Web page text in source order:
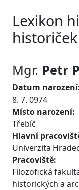
Lexikon
Mgr. Petr
Datum
8. 7. 0974
Místo narození:
Třebíč
Hlavní
Univerzita
Pracoviště:
Filozofická
historických a